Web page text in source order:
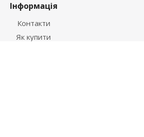
Інформація
Контакти
Як купити